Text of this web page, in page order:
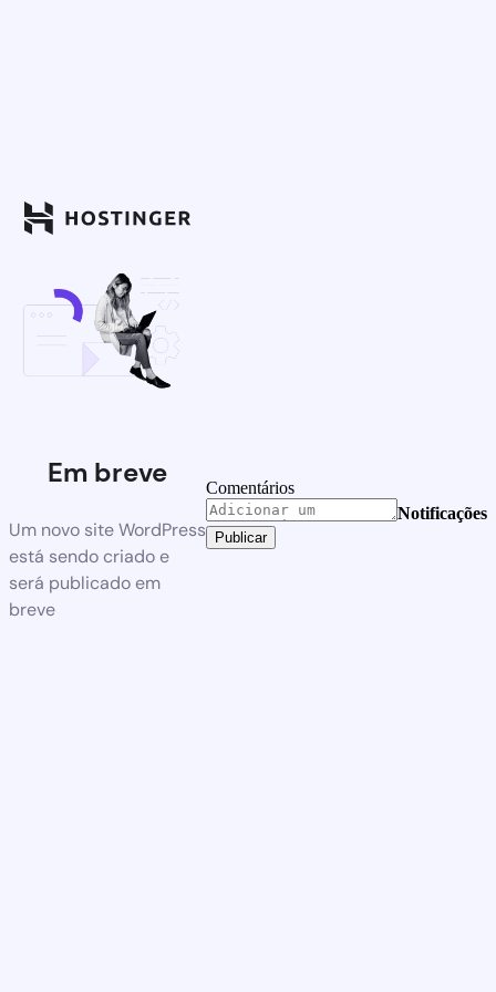
Em breve
Um novo site WordPress
está sendo criado e
será publicado em
breve
Comentários
Publicar
Notificações